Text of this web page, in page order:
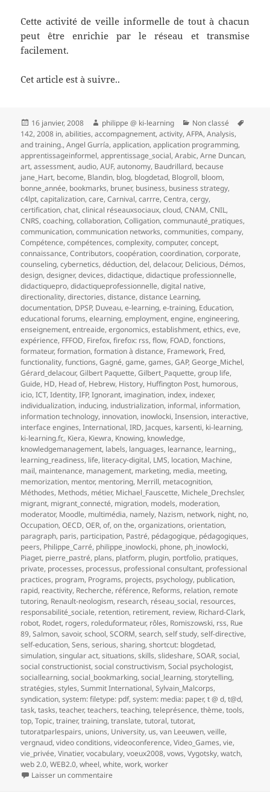
Cette activité de veille informelle de tout à chacun
peut être enrichie par le réseau et transmise
facilement.
Cet article est à suivre..
Publié
le
16 janvier, 2008 Auteur
philippe @ ki-learning Catégories
Non classé
142,2008 in,abilities,accompagnement,activity,AFPA,Analysis,
and training.,Angel Gurría,application,application programming,
apprentissageinformel,apprentissage_social,Arabic,Arne Duncan,
art,assessment,audio,AUF,autonomy, Baudrillard, because
jane_Hart, become, Blandin, blog, blogdetad, Blogroll, bloom,
bonne_année, bookmarks, bruner, business, business strategy,
c4lpt,capitalization,care,Carnival,carrre,Centra,cergy,
certification,chat,clinical réseauxsociaux,cloud,CNAM,CNIL,
CNRS,coaching,collaboration,Colligation,communauté_pratiques,
communication,communication networks,communities,company,
Compétence,compétences,complexity,computer,concept,
connaissance,Contributors,coopération,coordination,corporate,
counseling,cybernetics,déduction,del,delacour, Delicious, Démos,
design,designer,devices,didactique,didactique professionnelle,
didactiquepro,didactiqueprofessionnelle,digital native,
directionality,directories,distance,distance Learning,
documentation, DPSP, Duveau,e-learning,e-training, Education,
educational forums,elearning,employment,engine,engineering,
enseignement,entreaide,ergonomics,establishment,ethics,eve,
expérience, FFFOD, Firefox,firefox: rss,flow, FOAD,fonctions,
formateur,formation,formation à distance, Framework, Fred,
functionality,functions,Gagné,game,games,GAP,George_Michel,
Gérard_delacour,Gilbert Paquette,Gilbert_Paquette,group life,
Guide, HD, Head of, Hebrew, History, Huffington Post, humorous,
icio,ICT,Identity,IFP,Ignorant, imagination, index, indexer,
individualization, inducing, industrialization, informal, information,
information technology, innovation, inowlocki,Insension, interactive,
interface engines,International,IRD, Jacques, karsenti, ki-learning,
ki-learning.fr,, Kiera, Kiewra, Knowing, knowledge,
knowledgemanagement, labels, languages, learnance, learning,,
learning_readiness, life, literacy-digital, LMS, location, Machine,
mail, maintenance, management, marketing, media, meeting,
memorization, mentor, mentoring, Merrill, metacognition,
Méthodes, Methods, métier, Michael_Fauscette, Michele_Drechsler,
migrant, migrant_connecté, migration, models, moderation,
moderator, Moodle, multimédia, namely, Nazism, network, night, no,
Occupation,OECD,OER,of,on the,organizations,orientation,
paragraph, paris, participation, Pastré, pédagogique, pédagogiques,
peers, Philippe_Carré, philippe_inowlocki, phone, ph_inowlocki,
Piaget, pierre_pastré, plans, platform, plugin, portfolio, pratiques,
private, processes, processus, professional consultant, professional
practices, program, Programs, projects, psychology, publication,
rapid, reactivity, Recherche, référence, Reforms, relation, remote
tutoring, Renault-neologism, research, réseau_social, resources,
responsabilité_sociale, retention, retirement, review, Richard-Clark,
robot, Rodet, rogers, roleduformateur, rôles, Romiszowski, rss, Rue
89,Salmon,savoir,school,SCORM,search,self study,self-directive,
self-education,Sens,serious,sharing,shortcut: blogdetad,
simulation,singular act,situations,skills,slideshare,SOAR,social,
social constructionist,social constructivism,Social psychologist,
sociallearning,social_bookmarking,social_learning,storytelling,
stratégies,styles,Summit International,Sylvain_Malcorps,
syndication,system: filetype: pdf,system: media: paper,t @ d,t@d,
task,tasks,teacher,teachers,teaching,teleprésence,thème,tools,
top,Topic,trainer,training,translate,tutoral,tutorat,
tutoratparlespairs, unions, University, us,van Leeuwen,veille,
vergnaud,video conditions,videoconference,Video_Games,vie,
vie_privée,Vinatier,vocabulary,voeux2008,vows,Vygotsky,watch,
web 2.0,WEB2.0,wheel,white,work,worker
Laisser un commentaire